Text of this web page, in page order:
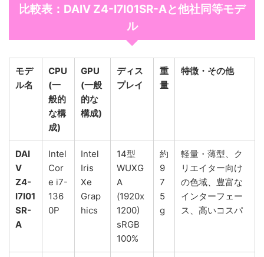
比較表：DAIV Z4-I7I01SR-Aと他社同等モデ
ル
モデ
ル名
CPU
(一
般的
な構
成)
GPU
(一般
的な
構成)
ディス
プレイ
重
量
特徴・その他
DAI
V
Z4-
I7I01
SR-
A
Intel
Cor
e i7-
136
0P
Intel
Iris
Xe
Grap
hics
14型
WUXG
A
(1920x
1200)
sRGB
100%
約
9
7
5
g
軽量・薄型、ク
リエイター向け
の色域、豊富な
インターフェー
ス、高いコスパ